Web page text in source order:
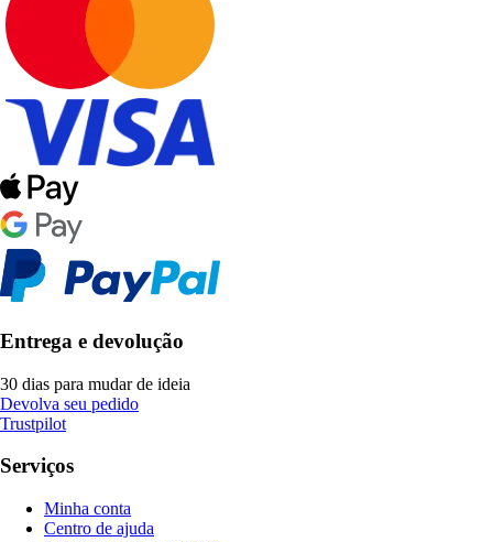
Entrega e devolução
30 dias para mudar de ideia
Devolva seu pedido
Trustpilot
Serviços
Minha conta
Centro de ajuda